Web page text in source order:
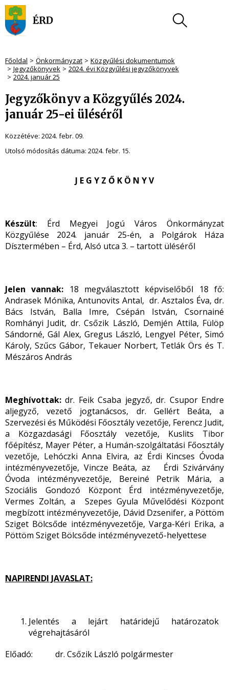
Főoldal Önkormányzat
Közgyűlési dokumentumok
Jegyzőkönyvek
2024. évi Közgyűlési jegyzőkönyvek
2024. január 25
Jegyzőkönyv a Közgyűlés 2024.
január 25-ei üléséről
Közzétéve: 2024. febr. 09.
Utolsó módosítás dátuma: 2024. febr. 15.
J E G Y Z Ő K Ö N Y V
Készült: Érd Megyei Jogú Város Önkormányzat
Közgyűlése 2024. január 25-én, a Polgárok Háza
Dísztermében – Érd, Alsó utca 3. – tartott üléséről
Jelen vannak: 18 megválasztott képviselőből 18 fő:
Andrasek Mónika, Antunovits Antal, dr. Asztalos Éva, dr.
Bács István, Balla Imre, Csépán István, Csornainé
Romhányi Judit, dr. Csőzik László, Demjén Attila, Fülöp
Sándorné, Gál Alex, Gregus László, Lengyel Péter, Simó
Károly, Szűcs Gábor, Tekauer Norbert, Tetlák Örs és T.
Mészáros András
Meghívottak: dr. Feik Csaba jegyző, dr. Csupor Endre
aljegyző, vezető jogtanácsos, dr. Gellért Beáta, a
Szervezési és Működési Főosztály vezetője, Ferencz Judit,
a Közgazdasági Főosztály vezetője, Kuslits Tibor
főépítész, Mayer Péter, a Humán-szolgáltatási Főosztály
vezetője, Lehóczki Anna Elvira, az Érdi Kincses Óvoda
intézményvezetője, Vincze Beáta, az Érdi Szivárvány
Óvoda intézményvezetője, Bereiné Petrik Mária, a
Szociális Gondozó Központ Érd intézményvezetője,
Vermes Zoltán, a Szepes Gyula Művelődési Központ
megbízott intézményvezetője, Dávid Dzsenifer, a Pöttöm
Sziget Bölcsőde intézményvezetője, Varga-Kéri Erika, a
Pöttöm Sziget Bölcsőde intézményvezető-helyettese
NAPIRENDI JAVASLAT:
Jelentés a lejárt határidejű határozatok
végrehajtásáról
Előadó: dr. Csőzik László polgármester